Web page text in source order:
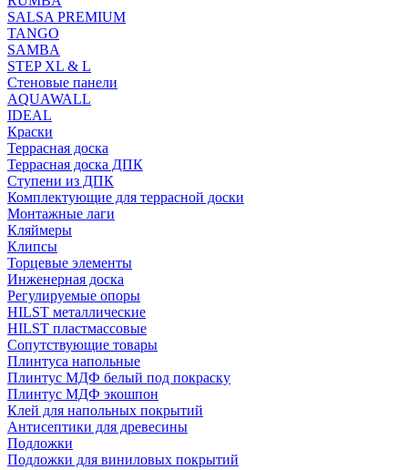
SALSA PREMIUM
TANGO
SAMBA
STEP XL & L
Стеновые панели
AQUAWALL
IDEAL
Краски
Террасная доска
Террасная доска ДПК
Ступени из ДПК
Комплектующие для террасной доски
Монтажные лаги
Кляймеры
Клипсы
Торцевые элементы
Инженерная доска
Регулируемые опоры
HILST металлические
HILST пластмассовые
Сопутствующие товары
Плинтуса напольные
Плинтус МДФ белый под покраску
Плинтус МДФ экошпон
Клей для напольных покрытий
Антисептики для древесины
Подложки
Подложки для виниловых покрытий